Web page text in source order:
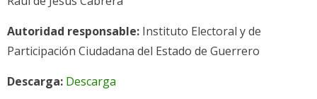
Autoridad responsable: Instituto Electoral y de
Participación Ciudadana del Estado de Guerrero
Descarga: Descarga